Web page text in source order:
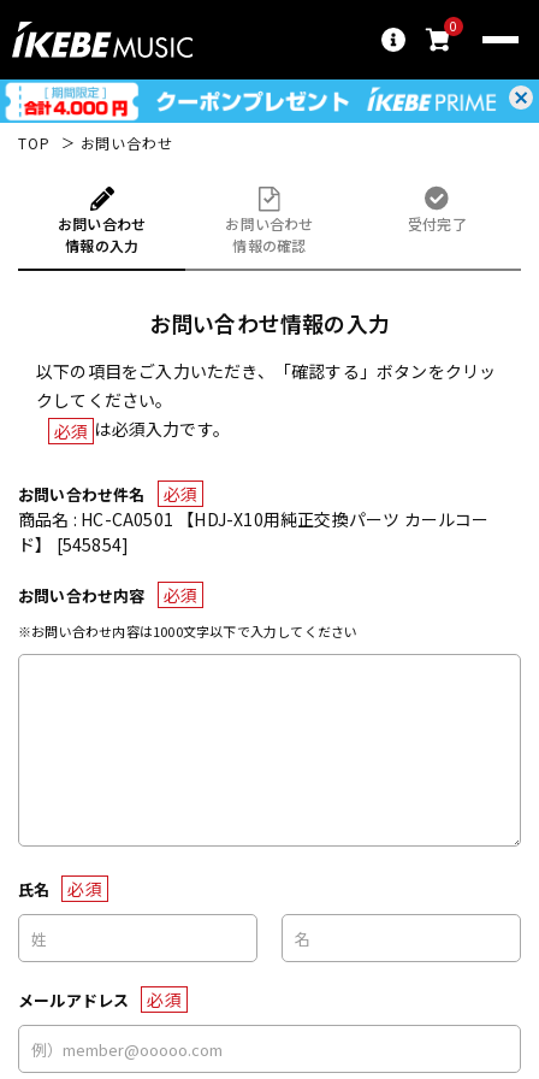
0
TOP お問い合わせ
お問い合わせ
情報の入力
お問い合わせ
情報の確認
受付完了
お問い合わせ情報の入力
以下の項目をご入力いただき、「確認する」ボタンをクリッ
クしてください。
必須 は必須入力です。
お問い合わせ件名
必須
商品名 : HC-CA0501 【HDJ-X10用純正交換パーツ カールコー
ド】 [545854]
お問い合わせ内容 必須
※お問い合わせ内容は1000文字以下で入力してください
氏名 必須
メールアドレス 必須